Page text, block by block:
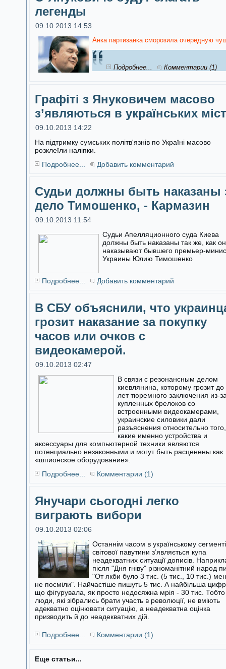
легенды
09.10.2013 14:53
Анка партизанка сморозила очередную
Подробнее... Комментарии (1)
Графіті з Януковичем масово
з’являються в українських
09.10.2013 14:22
На підтримку сумських політв'язнів по Україні масово
розклеїли наліпки.
Подробнее...
Добавить комментарий
Судьи должны быть наказаны
дело Тимошенко, - Кармазин
09.10.2013 11:54
Судьи Апелляционного суда Киева
должны быть наказаны так же, как
наказывают бывшего премьер-
Украины Юлию Тимошенко
Подробнее... Добавить комментарий
В СБУ объяснили, что
грозит наказание за покупку
часов или очков с
видеокамерой.
09.10.2013 02:47
В связи с резонансным делом
киевлянина, которому грозит до
лет тюремного заключения из-
купленных брелоков со
встроенными видеокамерами,
украинские силовики дали
разъяснения относительно того,
какие именно устройства и
аксессуары для компьютерной техники являются
потенциально незаконными и могут быть расценены как
«шпионское оборудование».
Подробнее...
Комментарии (1)
Янучари сьогодні легко
виграють вибори
09.10.2013 02:06
Останнім часом в українському сегменті
світової павутини з’являється купа
неадекватних ситуації дописів.
після "Дня гніву" різноманітний народ
"От якби було 3 тис. (5 тис., 10 тис.)
не посміли". Найчастіше пишуть 5 тис. А найбільша
що фігурувала, як просто недосяжна мрія - 30 тис. Тобто
люди, які зібрались брати участь в революції, не вміють
адекватно оцінювати ситуацію, а неадекватна оцінка
призводить й до неадекватних дій.
Подробнее... Комментарии (1)
Еще статьи...